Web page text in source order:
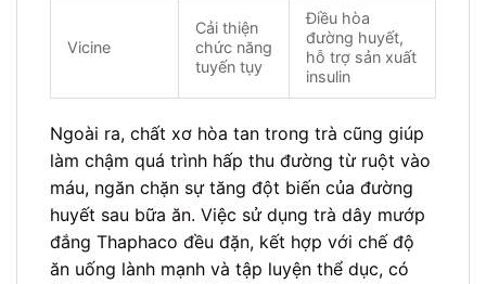
Vicine
Cải thiện
chức năng
tuyến tụy
Điều hòa
đường huyết,
hỗ trợ sản xuất
insulin
Ngoài ra, chất xơ hòa tan trong trà cũng giúp
làm chậm quá trình hấp thu đường từ ruột vào
máu, ngăn chặn sự tăng đột biến của đường
huyết sau bữa ăn. Việc sử dụng trà dây mướp
đắng Thaphaco đều đặn, kết hợp với chế độ
ăn uống lành mạnh và tập luyện thể dục, có